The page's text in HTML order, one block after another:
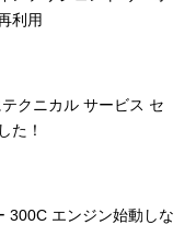
利用
クニカル サービス セ
た！
300C エンジン始動しな